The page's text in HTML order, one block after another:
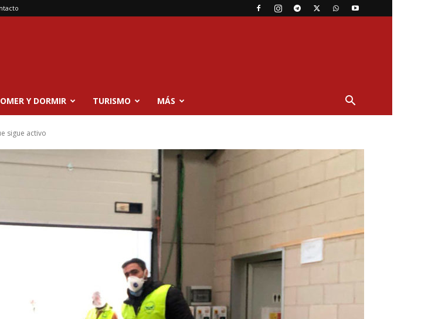
Y DORMIR TURISMO MÁS
sigue activo